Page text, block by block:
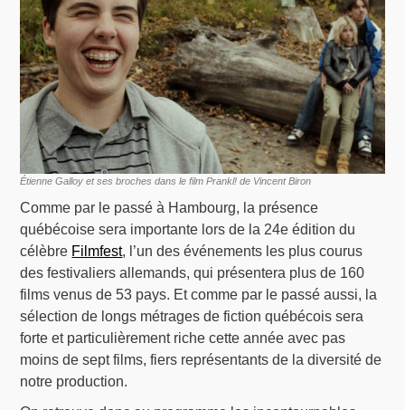
Étienne Galloy et ses broches dans le film Prankl! de Vincent Biron
Comme par le passé à Hambourg, la présence
québécoise sera importante lors de la 24e édition du
célèbre Filmfest, l’un des événements les plus courus
des festivaliers allemands, qui présentera plus de 160
films venus de 53 pays. Et comme par le passé aussi, la
sélection de longs métrages de fiction québécois sera
forte et particulièrement riche cette année avec pas
moins de sept films, fiers représentants de la diversité de
notre production.